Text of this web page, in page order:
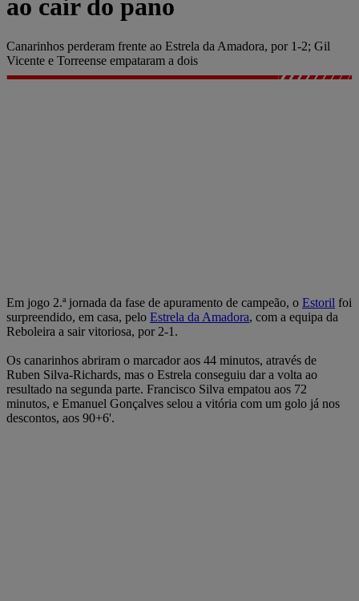
ao cair do pano
Canarinhos perderam frente ao Estrela da Amadora, por 1-2; Gil
Vicente e Torreense empataram a dois
Em jogo 2.ª jornada da fase de apuramento de campeão, o Estoril foi
surpreendido, em casa, pelo Estrela da Amadora, com a equipa da
Reboleira a sair vitoriosa, por 2-1.
Os canarinhos abriram o marcador aos 44 minutos, através de
Ruben Silva-Richards, mas o Estrela conseguiu dar a volta ao
resultado na segunda parte. Francisco Silva empatou aos 72
minutos, e Emanuel Gonçalves selou a vitória com um golo já nos
descontos, aos 90+6'.